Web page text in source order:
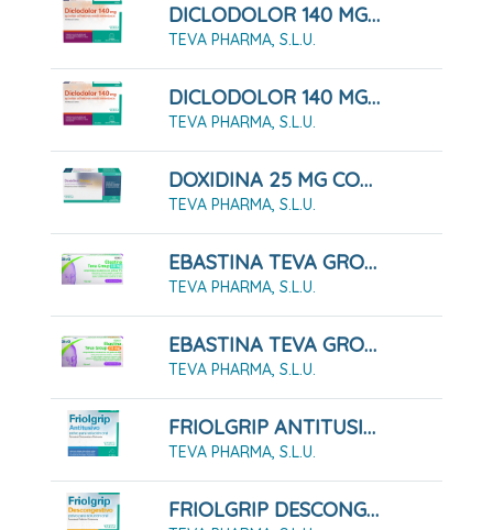
DICLODOLOR 140 MG APOSITOS ADHESIVOS MEDICAMENTOSOS 10 Apósitos
TEVA PHARMA, S.L.U.
DICLODOLOR 140 MG APOSITOS ADHESIVOS MEDICAMENTOSOS 5 Apósitos
TEVA PHARMA, S.L.U.
DOXIDINA 25 MG COMPRIMIDOS RECUBIERTOS CON PELICULA, 14 COMPRIMIDOS
TEVA PHARMA, S.L.U.
EBASTINA TEVA GROUP 10 MG COMPRIMIDOS RECUBIERTOS CON PELÍCULA EFG 20 COMPRIMIDOS
TEVA PHARMA, S.L.U.
EBASTINA TEVA GROUP 20 MG COMPRIMIDOS RECUBIERTOS CON PELÍCULA EFG 20 COMPRIMIDOS
TEVA PHARMA, S.L.U.
FRIOLGRIP ANTITUSIVO POLVO PARA SOLUCION ORAL , 10 Sobres
TEVA PHARMA, S.L.U.
FRIOLGRIP DESCONGESTIVO POLVO PARA SOLUCIÓN ORAL , 10 Sobres